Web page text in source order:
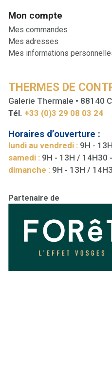
Mon compte
Mes commandes
Mes adresses
Mes informations
THERMES DE
Galerie Thermale • 88140
Tél. +33 (0)3 29 08 03 24
Horaires d’ouverture :
lundi au vendredi : 9H -
samedi : 9H - 13H / 14H30
dimanche : 9H - 13H /
Partenaire de